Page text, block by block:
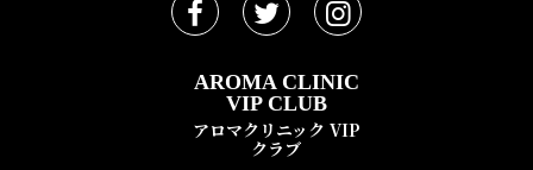
AROMA CLINIC
VIP CLUB
アロマクリニック VIP
クラブ